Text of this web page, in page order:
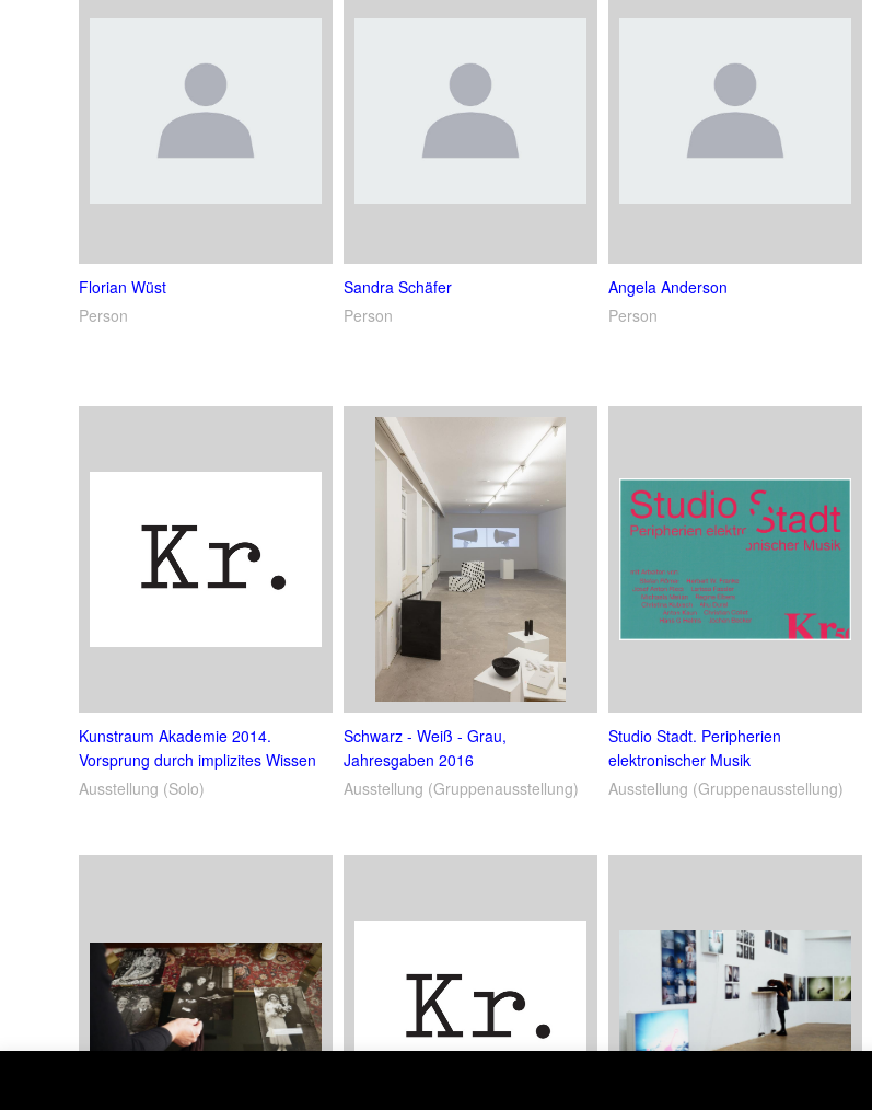
Florian Wüst
Person
Sandra Schäfer
Person
Angela Anderson
Person
Kunstraum Akademie 2014.
Vorsprung durch implizites Wissen
Ausstellung (Solo)
Schwarz - Weiß - Grau,
Jahresgaben 2016
Ausstellung (Gruppenausstellung)
Studio Stadt. Peripherien
elektronischer Musik
Ausstellung (Gruppenausstellung)